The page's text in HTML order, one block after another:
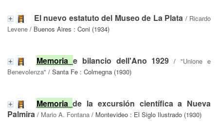
El nuevo estatuto del Museo de La Plata / Ricardo
Levene / Buenos Aires : Coni (1934)
Memoria e bilancio dell'Ano 1929 /"Unione e
Benevolenza" / Santa Fe : Colmegna (1930)
Memoriade la excursión científica a Nueva
Palmira / Mario A. Fontana / Montevideo : El Siglo Ilustrado (1930)